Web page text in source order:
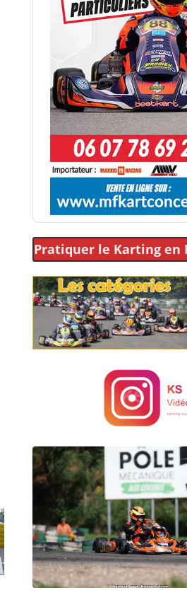
Pratiquer le Karting en